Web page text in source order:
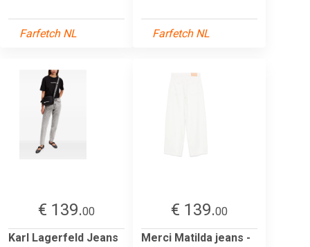
Farfetch NL Farfetch NL
€ 139.00
Karl Lagerfeld Jeans
€ 139.00
Merci Matilda jeans -